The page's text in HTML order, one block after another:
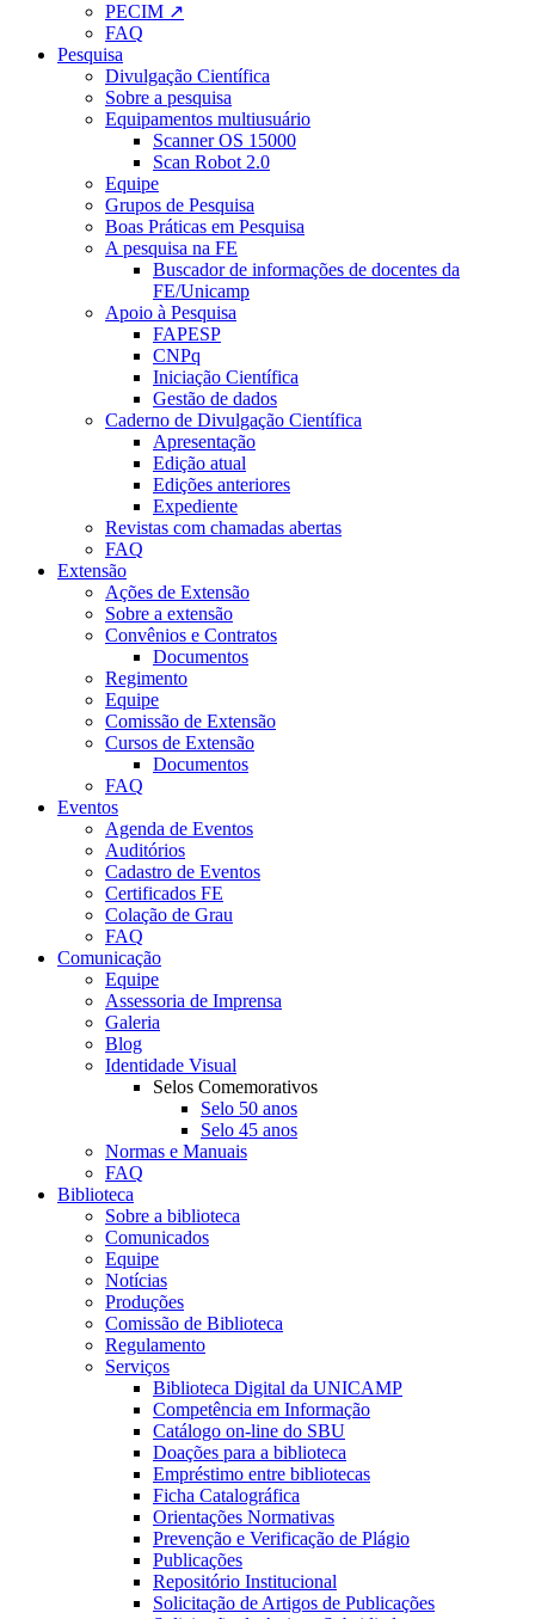
PECIM ↗
FAQ
Pesquisa
Divulgação Científica
Sobre a pesquisa
Equipamentos multiusuário
Scanner OS 15000
Scan Robot 2.0
Equipe
Grupos de Pesquisa
Boas Práticas em Pesquisa
A pesquisa na FE
Buscador de informações de docentes da
FE/Unicamp
Apoio à Pesquisa
FAPESP
CNPq
Iniciação Científica
Gestão de dados
Caderno de Divulgação Científica
Apresentação
Edição atual
Edições anteriores
Expediente
Revistas com chamadas abertas
FAQ
Extensão
Ações de Extensão
Sobre a extensão
Convênios e Contratos
Documentos
Regimento
Equipe
Comissão de Extensão
Cursos de Extensão
Documentos
FAQ
Eventos
Agenda de Eventos
Auditórios
Cadastro de Eventos
Certificados FE
Colação de Grau
FAQ
Comunicação
Equipe
Assessoria de Imprensa
Galeria
Blog
Identidade Visual
Selos Comemorativos
Selo 50 anos
Selo 45 anos
Normas e Manuais
FAQ
Biblioteca
Sobre a biblioteca
Comunicados
Equipe
Notícias
Produções
Comissão de Biblioteca
Regulamento
Serviços
Biblioteca Digital da UNICAMP
Competência em Informação
Catálogo on-line do SBU
Doações para a biblioteca
Empréstimo entre bibliotecas
Ficha Catalográfica
Orientações Normativas
Prevenção e Verificação de Plágio
Publicações
Repositório Institucional
Solicitação de Artigos de Publicações